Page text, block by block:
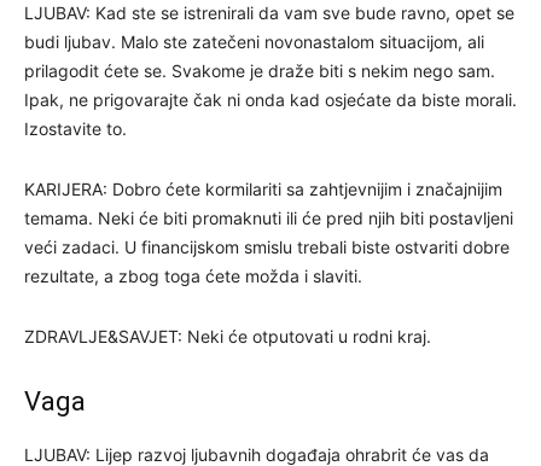
LJUBAV: Kad ste se istrenirali da vam sve bude ravno, opet se
budi ljubav. Malo ste zatečeni novonastalom situacijom, ali
prilagodit ćete se. Svakome je draže biti s nekim nego sam.
Ipak, ne prigovarajte čak ni onda kad osjećate da biste morali.
Izostavite to.
KARIJERA: Dobro ćete kormilariti sa zahtjevnijim i značajnijim
temama. Neki će biti promaknuti ili će pred njih biti postavljeni
veći zadaci. U financijskom smislu trebali biste ostvariti dobre
rezultate, a zbog toga ćete možda i slaviti.
ZDRAVLJE&SAVJET: Neki će otputovati u rodni kraj.
Vaga
LJUBAV: Lijep razvoj ljubavnih događaja ohrabrit će vas da